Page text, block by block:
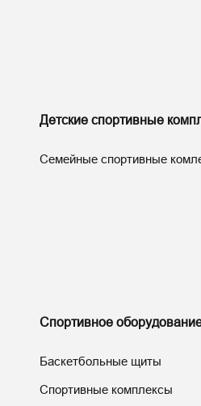
Детские спортивные
Семейные спортивные
Спортивное
Баскетбольные щиты
Спортивные комплексы